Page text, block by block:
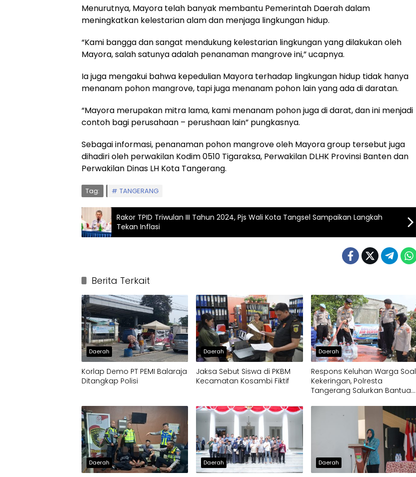
Menurutnya, Mayora telah banyak membantu Pemerintah Daerah dalam
meningkatkan kelestarian alam dan menjaga lingkungan hidup.
“Kami bangga dan sangat mendukung kelestarian lingkungan yang dilakukan oleh
Mayora, salah satunya adalah penanaman mangrove ini,” ucapnya.
Ia juga mengakui bahwa kepedulian Mayora terhadap lingkungan hidup tidak hanya
menanam pohon mangrove, tapi juga menanam pohon lain yang ada di daratan.
“Mayora merupakan mitra lama, kami menanam pohon juga di darat, dan ini menjadi
contoh bagi perusahaan – perushaan lain” pungkasnya.
Sebagai informasi, penanaman pohon mangrove oleh Mayora group tersebut juga
dihadiri oleh perwakilan Kodim 0510 Tigaraksa, Perwakilan DLHK Provinsi Banten dan
Perwakilan Dinas LH Kota Tangerang.
Tag: TANGERANG
Rakor TPID Triwulan III Tahun 2024, Pjs Wali Kota Tangsel Sampaikan Langkah
Tekan Inflasi
Berita Terkait
Daerah
Korlap Demo PT PEMI Balaraja
Ditangkap Polisi
Daerah
Jaksa Sebut Siswa di PKBM
Kecamatan Kosambi Fiktif
Daerah
Respons Keluhan Warga Soal
Kekeringan, Polresta
Tangerang Salurkan Bantuan
Daerah Daerah Daerah